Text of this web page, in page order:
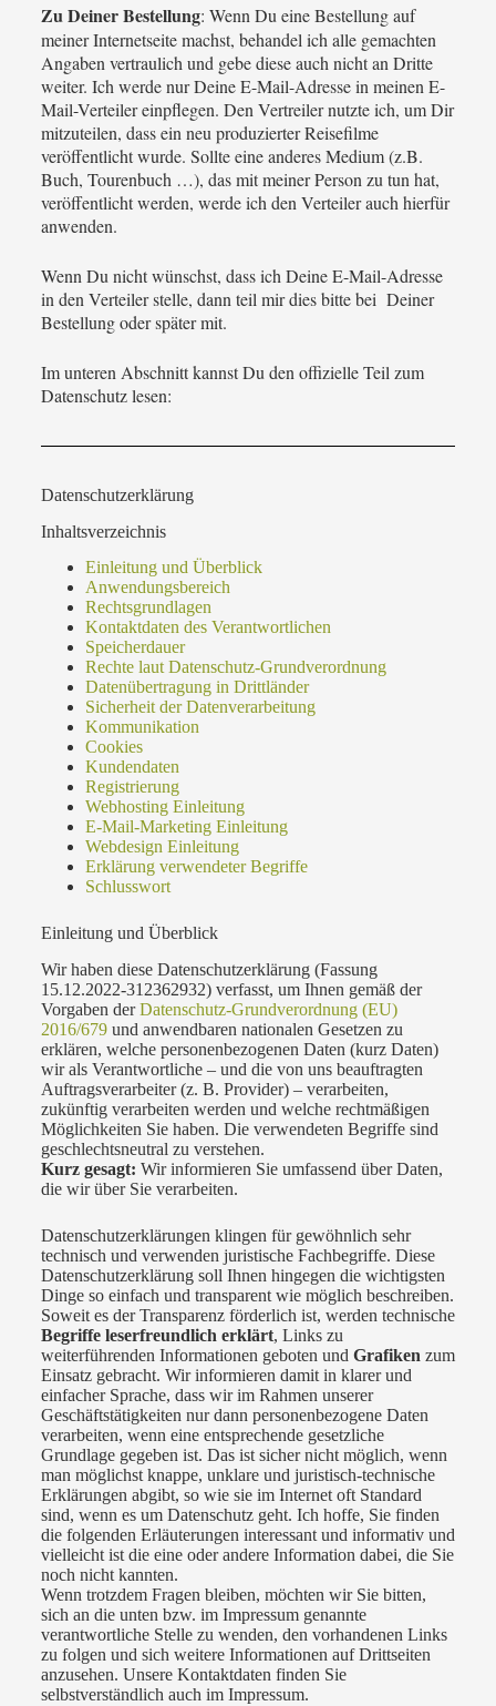
Zu Deiner Bestellung: Wenn Du eine Bestellung auf
meiner Internetseite machst, behandel ich alle gemachten
Angaben vertraulich und gebe diese auch nicht an Dritte
weiter. Ich werde nur Deine E-Mail-Adresse in meinen E-
Mail-Verteiler einpflegen. Den Vertreiler nutzte ich, um Dir
mitzuteilen, dass ein neu produzierter Reisefilme
veröffentlicht wurde. Sollte eine anderes Medium (z.B.
Buch, Tourenbuch …), das mit meiner Person zu tun hat,
veröffentlicht werden, werde ich den Verteiler auch hierfür
anwenden.
Wenn Du nicht wünschst, dass ich Deine E-Mail-Adresse
in den Verteiler stelle, dann teil mir dies bitte bei Deiner
Bestellung oder später mit.
Im unteren Abschnitt kannst Du den offizielle Teil zum
Datenschutz lesen:
Datenschutzerklärung
Inhaltsverzeichnis
Einleitung und Überblick
Anwendungsbereich
Rechtsgrundlagen
Kontaktdaten des Verantwortlichen
Speicherdauer
Rechte laut Datenschutz-Grundverordnung
Datenübertragung in Drittländer
Sicherheit der Datenverarbeitung
Kommunikation
Cookies
Kundendaten
Registrierung
Webhosting Einleitung
E-Mail-Marketing Einleitung
Webdesign Einleitung
Erklärung verwendeter Begriffe
Schlusswort
Einleitung und Überblick
Wir haben diese Datenschutzerklärung (Fassung
15.12.2022-312362932) verfasst, um Ihnen gemäß der
Vorgaben derDatenschutz-Grundverordnung (EU)
2016/679und anwendbaren nationalen Gesetzen zu
erklären, welche personenbezogenen Daten (kurz Daten)
wir als Verantwortliche – und die von uns beauftragten
Auftragsverarbeiter (z. B. Provider) – verarbeiten,
zukünftig verarbeiten werden und welche rechtmäßigen
Möglichkeiten Sie haben. Die verwendeten Begriffe sind
geschlechtsneutral zu verstehen.
Kurz gesagt: Wir informieren Sie umfassend über Daten,
die wir über Sie verarbeiten.
Datenschutzerklärungen klingen für gewöhnlich sehr
technisch und verwenden juristische Fachbegriffe. Diese
Datenschutzerklärung soll Ihnen hingegen die wichtigsten
Dinge so einfach und transparent wie möglich beschreiben.
Soweit es der Transparenz förderlich ist, werden technische
Begriffe leserfreundlich erklärt, Links zu
weiterführenden Informationen geboten und Grafiken zum
Einsatz gebracht. Wir informieren damit in klarer und
einfacher Sprache, dass wir im Rahmen unserer
Geschäftstätigkeiten nur dann personenbezogene Daten
verarbeiten, wenn eine entsprechende gesetzliche
Grundlage gegeben ist. Das ist sicher nicht möglich, wenn
man möglichst knappe, unklare und juristisch-technische
Erklärungen abgibt, so wie sie im Internet oft Standard
sind, wenn es um Datenschutz geht. Ich hoffe, Sie finden
die folgenden Erläuterungen interessant und informativ und
vielleicht ist die eine oder andere Information dabei, die Sie
noch nicht kannten.
Wenn trotzdem Fragen bleiben, möchten wir Sie bitten,
sich an die unten bzw. im Impressum genannte
verantwortliche Stelle zu wenden, den vorhandenen Links
zu folgen und sich weitere Informationen auf Drittseiten
anzusehen. Unsere Kontaktdaten finden Sie
selbstverständlich auch im Impressum.